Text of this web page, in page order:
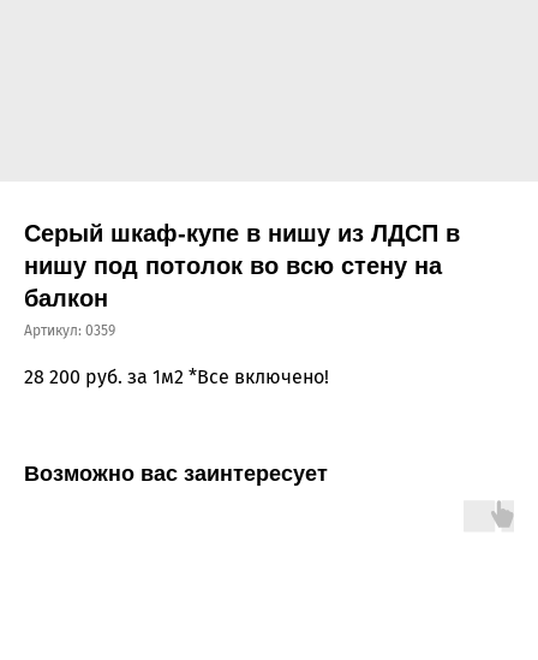
Серый шкаф-купе в нишу из ЛДСП в
нишу под потолок во всю стену на
балкон
Артикул: 0359
28 200 руб. за 1м2 *Все включено!
Возможно вас заинтересует